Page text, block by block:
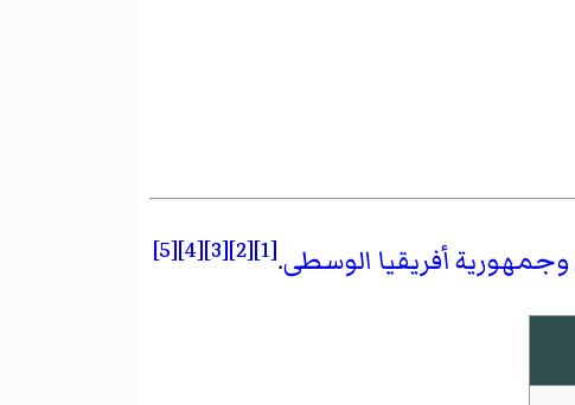
وجمهورية أفريقيا الوسطى.
[1]
[2]
[3]
[4]
[5]